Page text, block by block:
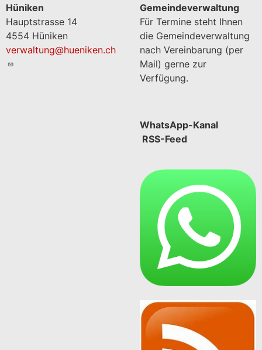
Hüniken
Hauptstrasse 14
4554 Hüniken
verwaltung@hueniken.ch
Gemeindeverwaltung
Für Termine steht Ihnen
die Gemeindeverwaltung
nach Vereinbarung (per
Mail) gerne zur
Verfügung.
WhatsApp-Kanal
RSS-Feed